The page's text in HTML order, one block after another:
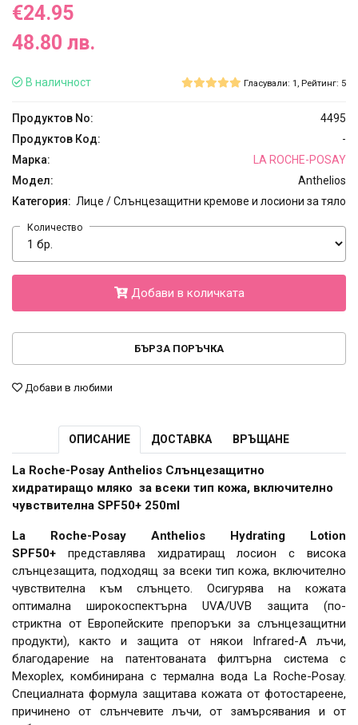
€24.95
48.80 лв.
В наличност Гласували: 1, Рейтинг: 5
Продуктов No:
4495
Продуктов Код:
-
Марка:
LA ROCHE-POSAY
Модел:
Anthelios
Категория: Лице / Слънцезащитни кремове и лосиони за тяло
Количество
Добави в количката
БЪРЗА ПОРЪЧКА
Добави в любими
ОПИСАНИЕ ДОСТАВКА ВРЪЩАНЕ
La Roche-Posay Anthelios Слънцезащитно
хидратиращо мляко за всеки тип кожа, включително
чувствителна SPF50+ 250ml
La Roche-Posay Anthelios Hydrating Lotion
SPF50+ представлява хидратиращ лосион с висока
слънцезащита, подходящ за всеки тип кожа, включително
чувствителна към слънцето. Осигурява на кожата
оптимална широкоспектърна UVA/UVB защита (по-
стриктна от Европейските препоръки за слънцезащитни
продукти), както и защита от някои Infrared-A лъчи,
благодарение на патентованата филтърна система с
Mexoplex, комбинирана с термална вода La Roche-Posay.
Специалната формула защитава кожата от фотостареене,
причинено от слънчевите лъчи, от замърсявания и от